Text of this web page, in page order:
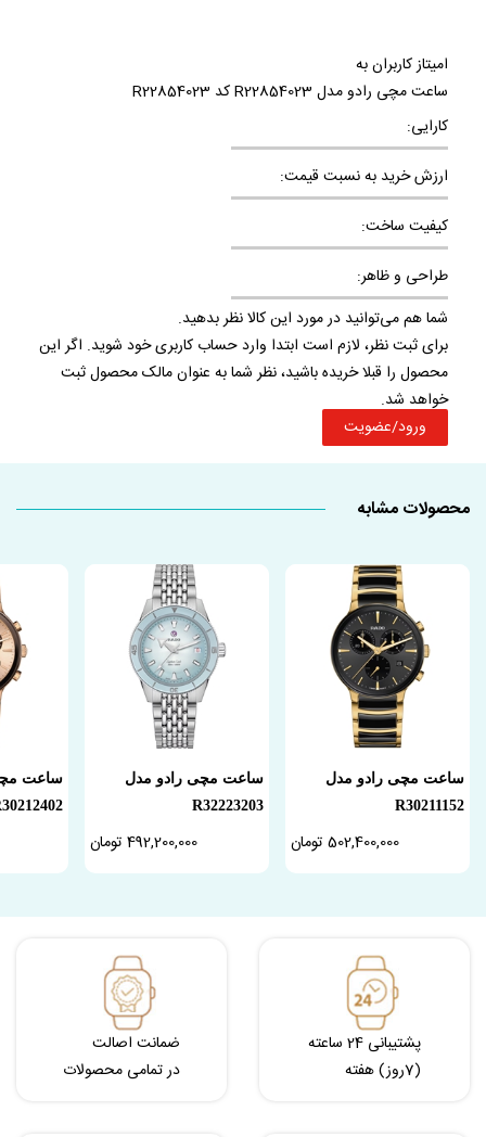
امیتاز کاربران به
ساعت مچی رادو مدل R22854023 کد R22854023
کارایی:
ارزش خرید به نسبت قیمت:
کیفیت ساخت:
طراحی و ظاهر:
شما هم می‌توانید در مورد این کالا نظر بدهید.
برای ثبت نظر، لازم است ابتدا وارد حساب کاربری خود شوید. اگر این
محصول را قبلا خریده باشید، نظر شما به عنوان مالک محصول ثبت
خواهد شد.
ورود/عضویت
محصولات مشابه
ساعت مچی رادو مدل
R30211152
502,400,000 تومان
ساعت مچی رادو مدل
R32223203
492,200,000 تومان
ساعت
پشتیبانی 24 ساعته
(7روز) هفته
ضمانت اصالت
در تمامی محصولات